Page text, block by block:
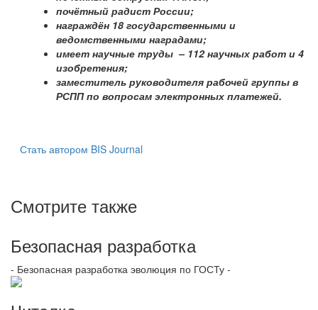
почётный радист России;
награждён 18 государственными и
ведомственными наградами;
имеет научные труды – 112 научных работ и 4
изобретения;
заместитель руководителя рабочей группы в
РСПП по вопросам электронных платежей.
Стать автором BIS Journal
Смотрите также
Безопасная разработка
- Безопасная разработка эволюция по ГОСТу -